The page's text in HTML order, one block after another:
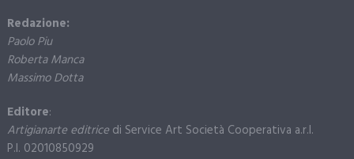
Redazione:
Paolo Piu
Roberta Manca
Massimo Dotta
Editore:
Artigianarte editricedi Service Art Società Cooperativa a.r.l.
P.I. 02010850929